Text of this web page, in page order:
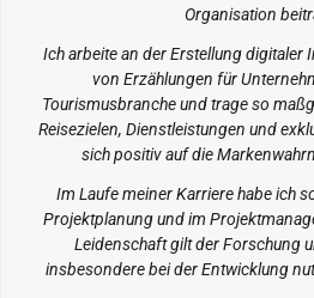
Organisation
Ich arbeite an der Erstellung digitaler
von Erzählungen für
Tourismusbranche und trage so
Reisezielen, Dienstleistungen und
sich positiv auf die
Im Laufe meiner Karriere habe ich
Projektplanung und im
Leidenschaft gilt der Forschung
insbesondere bei der Entwicklung